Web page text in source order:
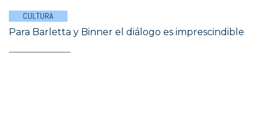
CULTURA
Para Barletta y Binner el diálogo es imprescindible